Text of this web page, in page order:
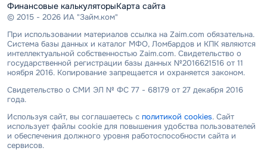
Финансовые калькуляторыКарта сайта
© 2015 - 2026 ИА "Займ.ком"
При использовании материалов ссылка на Zaim.com обязательна.
Система базы данных и каталог МФО, Ломбардов и КПК являются
интеллектуальной собственностью Zaim.com. Свидетельство о
государственной регистрации базы данных №2016621516 от 11
ноября 2016. Копирование запрещается и охраняется законом.
Свидетельство о СМИ ЭЛ № ФС 77 - 68179 от 27 декабря 2016
года.
Используя сайт, вы соглашаетесь с политикой cookies. Сайт
использует файлы cookie для повышения удобства пользователей
и обеспечения должного уровня работоспособности сайта и
сервисов.